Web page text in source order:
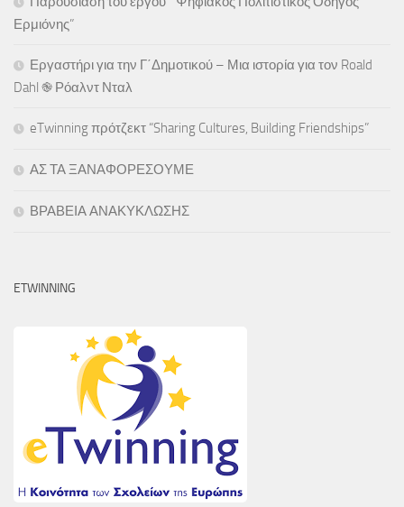
Ερμιόνης”
Εργαστήρι για την Γ΄Δημοτικού – Μια ιστορία για τον Roald
Dahl ֎ Ρόαλντ Νταλ
eTwinning πρότζεκτ “Sharing Cultures, Building Friendships”
ΑΣ ΤΑ ΞΑΝΑΦΟΡΕΣΟΥΜΕ
ΒΡΑΒΕΙΑ ΑΝΑΚΥΚΛΩΣΗΣ
ETWINNING